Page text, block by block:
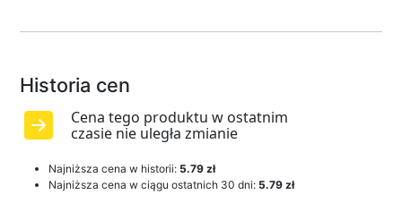
Historia cen
Cena tego produktu w ostatnim
czasie nie uległa zmianie
Najniższa cena w historii: 5.79 zł
Najniższa cena w ciągu ostatnich 30 dni: 5.79 zł